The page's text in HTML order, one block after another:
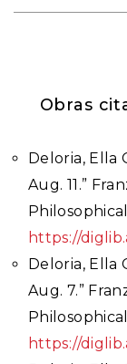
Obras
Deloria, Ella
Aug. 11.”
https://
Deloria, Ella
Aug. 7.”
https://